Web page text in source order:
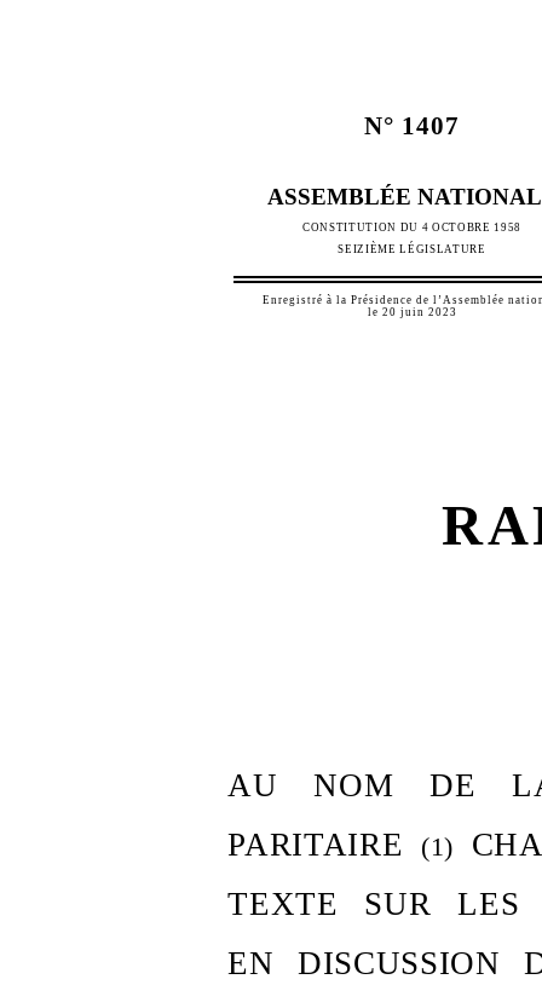
N° 1407
ASSEMBLÉE
CONSTITUTION DU 4 OCTOBRE 1958
SEIZIÈME LÉGISLATURE
Enregistré à la Présidence de l’Assemblée
le 20 juin 2023
au nom de
paritaire
(1)
texte sur les
en discussion